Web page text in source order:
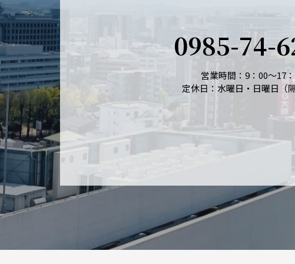
0985-74-
営業時間：9：00～17
定休日：水曜日・日曜日（隔